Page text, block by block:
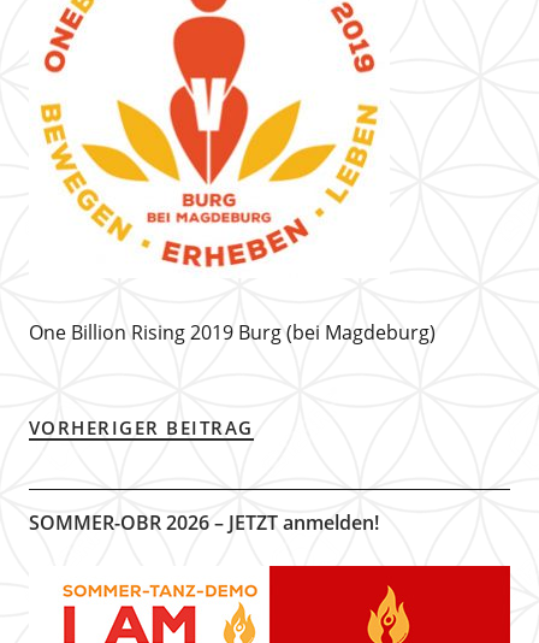
One Billion Rising 2019 Burg (bei Magdeburg)
VORHERIGER BEITRAG
SOMMER-OBR 2026 – JETZT anmelden!